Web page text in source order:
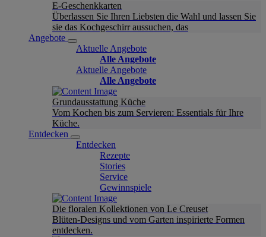
E-Geschenkkarten
Überlassen Sie Ihren Liebsten die Wahl und lassen Sie
sie das Kochgeschirr aussuchen, das
Angebote
Aktuelle Angebote
Alle Angebote
Aktuelle Angebote
Alle Angebote
Grundausstattung Küche
Vom Kochen bis zum Servieren: Essentials für Ihre
Küche.
Entdecken
Entdecken
Rezepte
Stories
Service
Gewinnspiele
Die floralen Kollektionen von Le Creuset
Blüten-Designs und vom Garten inspirierte Formen
entdecken.